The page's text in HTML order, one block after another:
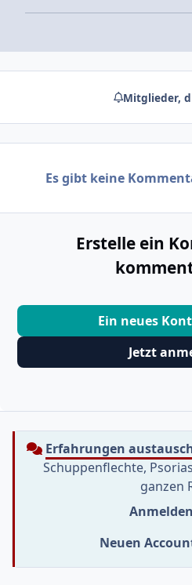
Mitglieder,
Es gibt keine
Erstelle ein
Ein neues
Jetzt
Erfahrungen
Schuppenflechte,
ganzen
Anmelden
Neuen